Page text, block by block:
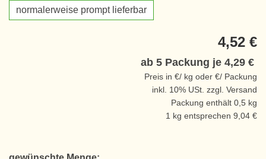
normalerweise prompt lieferbar
4,52 €
ab 5 Packung je 4,29 €
Preis in €/ kg oder €/ Packung
inkl. 10% USt. zzgl. Versand
Packung enthält 0,5 kg
1 kg entsprechen 9,04 €